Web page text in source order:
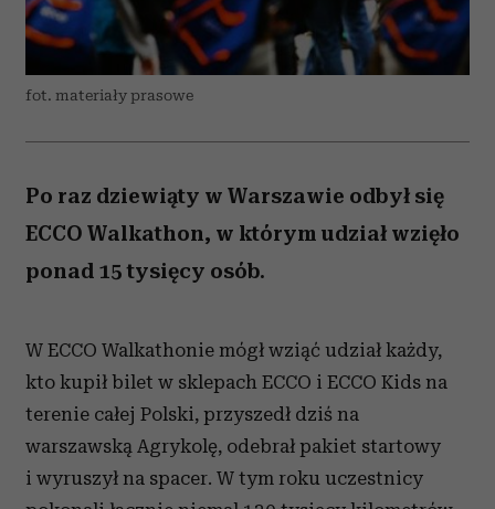
fot. materiały prasowe
Po raz dziewiąty w Warszawie odbył się
ECCO Walkathon, w którym udział wzięło
ponad 15 tysięcy osób.
W ECCO Walkathonie mógł wziąć udział każdy,
kto kupił bilet w sklepach ECCO i ECCO Kids na
terenie całej Polski, przyszedł dziś na
warszawską Agrykolę, odebrał pakiet startowy
i wyruszył na spacer. W tym roku uczestnicy